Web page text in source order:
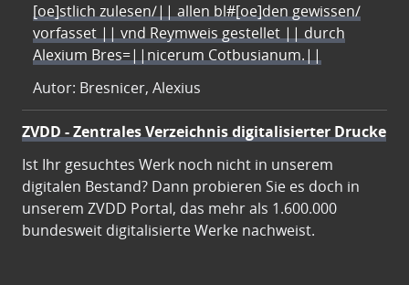
[oe]stlich zulesen/|| allen bl#[oe]den gewissen/
vorfasset || vnd Reymweis gestellet || durch
Alexium Bres=||nicerum Cotbusianum.||
Autor: Bresnicer, Alexius
ZVDD - Zentrales Verzeichnis digitalisierter Drucke
Ist Ihr gesuchtes Werk noch nicht in unserem
digitalen Bestand? Dann probieren Sie es doch in
unserem ZVDD Portal, das mehr als 1.600.000
bundesweit digitalisierte Werke nachweist.